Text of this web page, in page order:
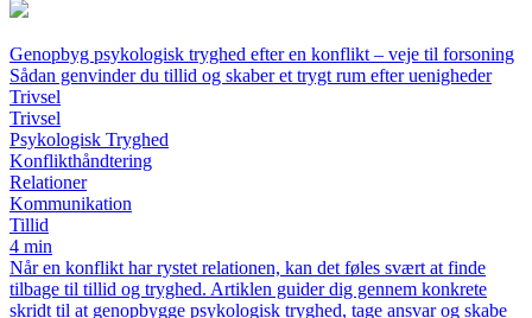
Genopbyg psykologisk tryghed efter en konflikt – veje til forsoning
Sådan genvinder du tillid og skaber et trygt rum efter uenigheder
Trivsel
Trivsel
Psykologisk Tryghed
Konflikthåndtering
Relationer
Kommunikation
Tillid
4 min
Når en konflikt har rystet relationen, kan det føles svært at finde
tilbage til tillid og tryghed. Artiklen guider dig gennem konkrete
skridt til at genopbygge psykologisk tryghed, tage ansvar og skabe